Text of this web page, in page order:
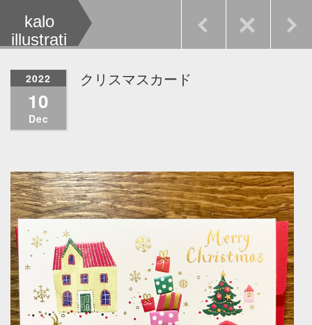
kalo
illustrati
2022
10
Dec
クリスマスカード